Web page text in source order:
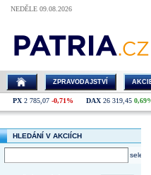
NEDĚLE 09.08.2026
ZPRAVODAJSTVÍ
PX 2 785,07 -0,71% DAX 26 319,45
HLEDÁNÍ V AKCIÍCH
select